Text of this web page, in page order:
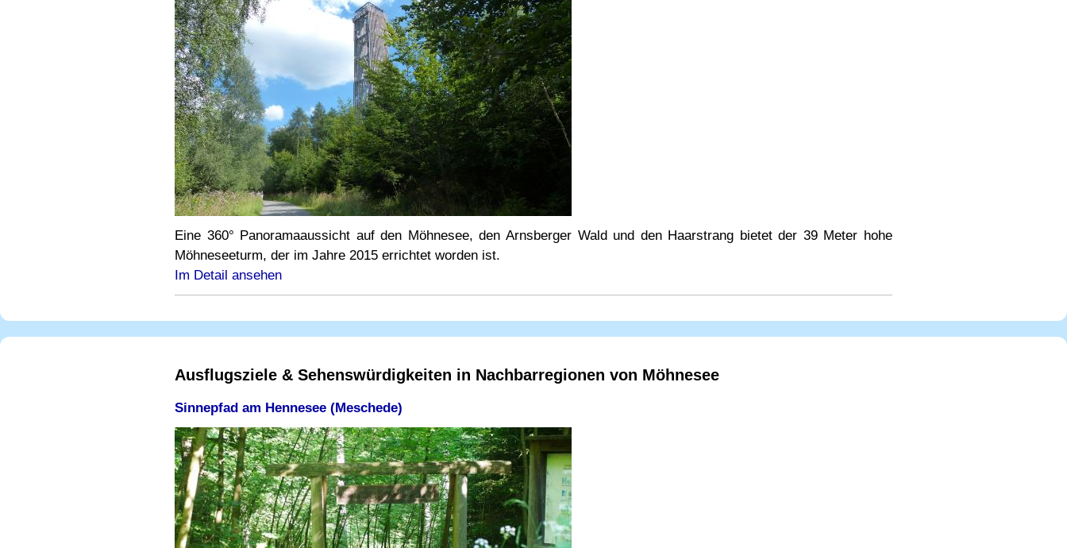
Eine 360° Panoramaaussicht auf den Möhnesee, den Arnsberger Wald und den Haarstrang bietet der 39 Meter hohe
Möhneseeturm, der im Jahre 2015 errichtet worden ist.
Im Detail ansehen
Ausflugsziele & Sehenswürdigkeiten in Nachbarregionen von Möhnesee
Sinnepfad am Hennesee (Meschede)